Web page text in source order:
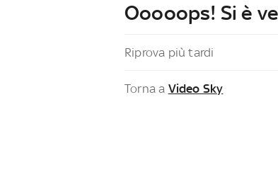
Ooooops! Si è
Riprova più tardi
Torna a Video Sky